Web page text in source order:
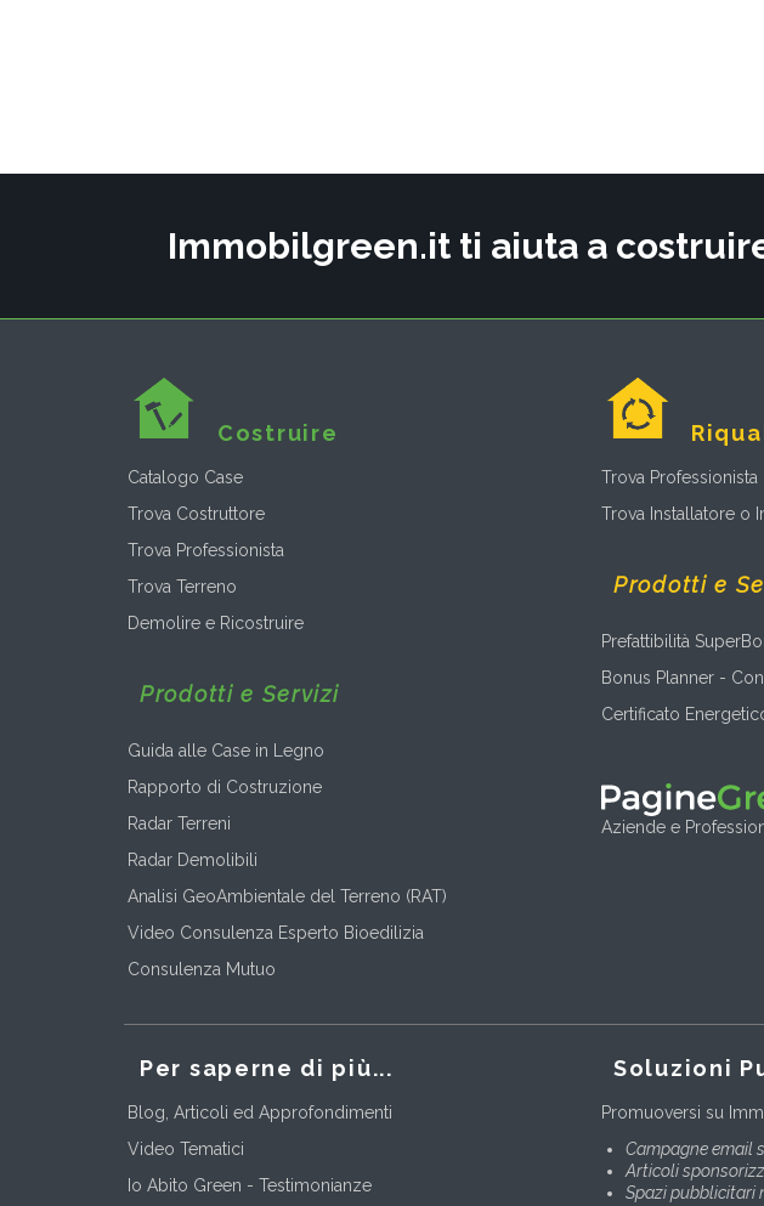
Immobilgreen.it ti aiuta a
Costruire
Catalogo Case
Trova Costruttore
Trova Professionista
Trova Terreno
Demolire e Ricostruire
Prodotti e Servizi
Guida alle Case in Legno
Rapporto di Costruzione
Radar Terreni
Radar Demolibili
Analisi GeoAmbientale del Terreno (RAT)
Video Consulenza Esperto Bioedilizia
Consulenza Mutuo
Trova Professionista
Trova Installatore o
Prodotti e
Prefattibilità
Bonus Planner -
Certificato
Aziende e
Per saperne di più...
Blog, Articoli ed Approfondimenti
Video Tematici
Io Abito Green - Testimonianze
Soluzioni
Promuoversi su
Campagne email
Articoli
Spazi pubblicitari